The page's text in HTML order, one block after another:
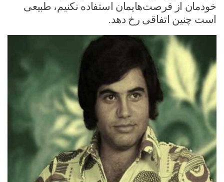
خودمان از فرصت‌هایمان استفاده نکنیم، طبیعی
است چنین اتفاقی رخ دهد.